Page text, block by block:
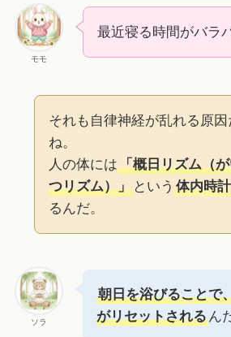
モモ
最近寝る時間がバラ
それも自律神経が乱れる原因
ね。
人の体には「概日リズム（
つリズム）」という 体内時計
るんだ。
ソラ
朝日を浴びることで
がリセットされるん